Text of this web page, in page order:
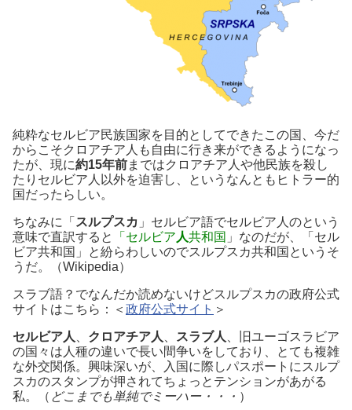
純粋なセルビア民族国家を目的としてできたこの国、今だ
からこそクロアチア人も自由に行き来ができるようになっ
たが、現に約15年前まではクロアチア人や他民族を殺し
たりセルビア人以外を迫害し、というなんともヒトラー的
国だったらしい。
ちなみに「 スルプスカ 」セルビア語でセルビア人のという
意味で直訳すると
「セルビア 人共和国 」なのだが、「セル
ビア共和国」と紛らわしいのでスルプスカ共和国というそ
うだ。（Wikipedia）
スラブ語？でなんだか読めないけどスルプスカの政府公式
サイトはこちら：＜ 政府公式サイト ＞
セルビア人 クロアチア人 スラブ人
、旧ユーゴスラビア
の国々は人種の違いで長い間争いをしており、とても複雑
な外交関係。興味深いが、入国に際しパスポートにスルプ
スカのスタンプが押されてちょっとテンションがあがる
私。（ どこまでも単純でミーハー・・・ ）